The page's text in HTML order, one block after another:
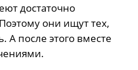
достаточно
они ищут тех,
А после этого вместе